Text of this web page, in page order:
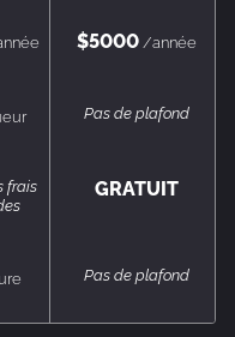
$5000/année
Pas de plafond
frais
GRATUIT
Pas de plafond